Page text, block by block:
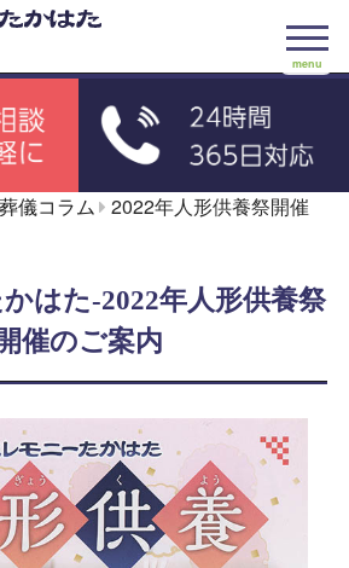
menu
儀コラム
2022年人形供養祭開催
はた-2022年人形供養祭
開催のご案内